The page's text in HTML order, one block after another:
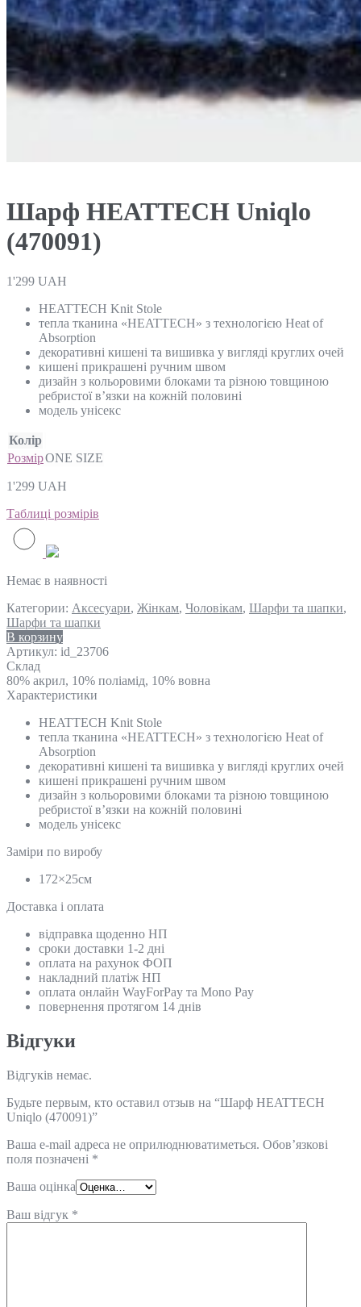
Шарф HEATTECH Uniqlo
(470091)
1'299 UAH
HEATTECH Knit Stole
тепла тканина «HEATTECH» з технологією Heat of
Absorption
декоративні кишені та вишивка у вигляді круглих очей
кишені прикрашені ручним швом
дизайн з кольоровими блоками та різною товщиною
ребристої в’язки на кожній половині
модель унісекс
Колір
РозмірONE SIZE
1'299 UAH
Таблиці розмірів
Немає в наявності
Категории: Аксесуари, Жінкам, Чоловікам, Шарфи та шапки,
Шарфи та шапки
В корзину
Артикул: id_23706
Склад
80% акрил, 10% поліамід, 10% вовна
Характеристики
HEATTECH Knit Stole
тепла тканина «HEATTECH» з технологією Heat of
Absorption
декоративні кишені та вишивка у вигляді круглих очей
кишені прикрашені ручним швом
дизайн з кольоровими блоками та різною товщиною
ребристої в’язки на кожній половині
модель унісекс
Замiри по виробу
172×25см
Доставка і оплата
відправка щоденно НП
сроки доставки 1-2 дні
оплата на рахунок ФОП
накладний платіж НП
оплата онлайн WayForPay та Mono Pay
повернення протягом 14 днів
Відгуки
Відгуків немає.
Будьте первым, кто оставил отзыв на “Шарф HEATTECH
Uniqlo (470091)”
Ваша e-mail адреса не оприлюднюватиметься. Обов’язкові
поля позначені *
Ваша оцінка
Ваш відгук *